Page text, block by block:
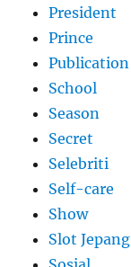
President
Prince
Publication
School
Season
Secret
Selebriti
Self-care
Show
Slot Jepang